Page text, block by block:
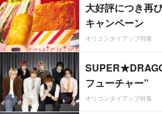
大好評につき再
キャンペーン
オリコンタイアップ特集
フューチャー”
オリコンタイアップ特集